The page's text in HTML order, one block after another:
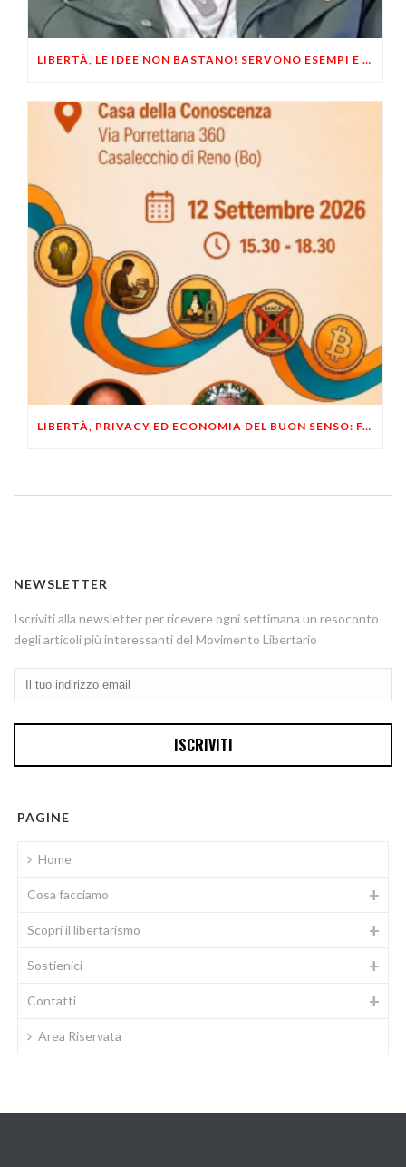
LIBERTÀ, LE IDEE NON BASTANO! SERVONO ESEMPI E UN PO’ DI COERENZA
LIBERTÀ, PRIVACY ED ECONOMIA DEL BUON SENSO: FACCO E MUSUMECI A CASALECCHIO DI RENO (BO)
NEWSLETTER
Iscriviti alla newsletter per ricevere ogni settimana un resoconto
degli articoli più interessanti del Movimento Libertario
PAGINE
Home
Cosa facciamo
Scopri il libertarismo
Sostienici
Contatti
Area Riservata